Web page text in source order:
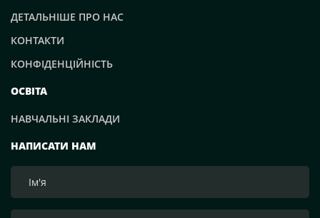
НАПИСАТИ НАМ
ДЕТАЛЬНІШЕ ПРО НАС
КОНТАКТИ
КОНФІДЕНЦІЙНІСТЬ
ОСВІТА
НАВЧАЛЬНІ ЗАКЛАДИ